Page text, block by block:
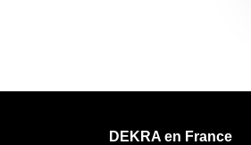
DEKRA en France